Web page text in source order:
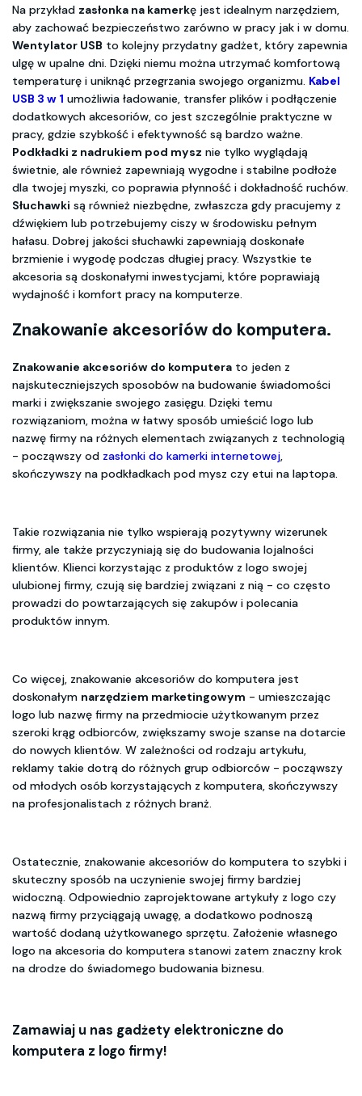
Na przykład zasłonka na kamerkę jest idealnym narzędziem,
aby zachować bezpieczeństwo zarówno w pracy jak i w domu.
Wentylator USB to kolejny przydatny gadżet, który zapewnia
ulgę w upalne dni. Dzięki niemu można utrzymać komfortową
temperaturę i uniknąć przegrzania swojego organizmu. Kabel
USB 3 w 1 umożliwia ładowanie, transfer plików i podłączenie
dodatkowych akcesoriów, co jest szczególnie praktyczne w
pracy, gdzie szybkość i efektywność są bardzo ważne.
Podkładki z nadrukiem pod mysz nie tylko wyglądają
świetnie, ale również zapewniają wygodne i stabilne podłoże
dla twojej myszki, co poprawia płynność i dokładność ruchów.
Słuchawki są również niezbędne, zwłaszcza gdy pracujemy z
dźwiękiem lub potrzebujemy ciszy w środowisku pełnym
hałasu. Dobrej jakości słuchawki zapewniają doskonałe
brzmienie i wygodę podczas długiej pracy. Wszystkie te
akcesoria są doskonałymi inwestycjami, które poprawiają
wydajność i komfort pracy na komputerze.
Znakowanie akcesoriów do komputera.
Znakowanie akcesoriów do komputera to jeden z
najskuteczniejszych sposobów na budowanie świadomości
marki i zwiększanie swojego zasięgu. Dzięki temu
rozwiązaniom, można w łatwy sposób umieścić logo lub
nazwę firmy na różnych elementach związanych z technologią
- począwszy od zasłonki do kamerki internetowej,
skończywszy na podkładkach pod mysz czy etui na laptopa.
Takie rozwiązania nie tylko wspierają pozytywny wizerunek
firmy, ale także przyczyniają się do budowania lojalności
klientów. Klienci korzystając z produktów z logo swojej
ulubionej firmy, czują się bardziej związani z nią - co często
prowadzi do powtarzających się zakupów i polecania
produktów innym.
Co więcej, znakowanie akcesoriów do komputera jest
doskonałym narzędziem marketingowym - umieszczając
logo lub nazwę firmy na przedmiocie użytkowanym przez
szeroki krąg odbiorców, zwiększamy swoje szanse na dotarcie
do nowych klientów. W zależności od rodzaju artykułu,
reklamy takie dotrą do różnych grup odbiorców - począwszy
od młodych osób korzystających z komputera, skończywszy
na profesjonalistach z różnych branż.
Ostatecznie, znakowanie akcesoriów do komputera to szybki i
skuteczny sposób na uczynienie swojej firmy bardziej
widoczną. Odpowiednio zaprojektowane artykuły z logo czy
nazwą firmy przyciągają uwagę, a dodatkowo podnoszą
wartość dodaną użytkowanego sprzętu. Założenie własnego
logo na akcesoria do komputera stanowi zatem znaczny krok
na drodze do świadomego budowania biznesu.
Zamawiaj u nas gadżety elektroniczne do
komputera z logo firmy!